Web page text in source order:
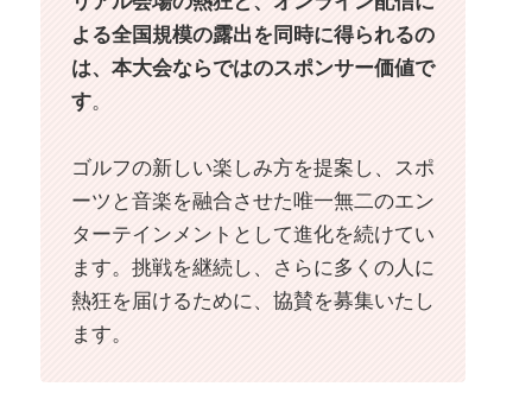
よる全国規模の露出を同時に得られるの
は、本大会ならではのスポンサー価値で
す。
ゴルフの新しい楽しみ方を提案し、スポ
ーツと音楽を融合させた唯一無二のエン
ターテインメントとして進化を続けてい
ます。挑戦を継続し、さらに多くの人に
熱狂を届けるために、協賛を募集いたし
ます。